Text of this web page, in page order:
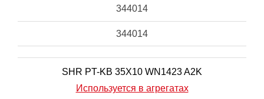
344014
344014
SHR PT-KB 35X10 WN1423 A2K
Используется в агрегатах